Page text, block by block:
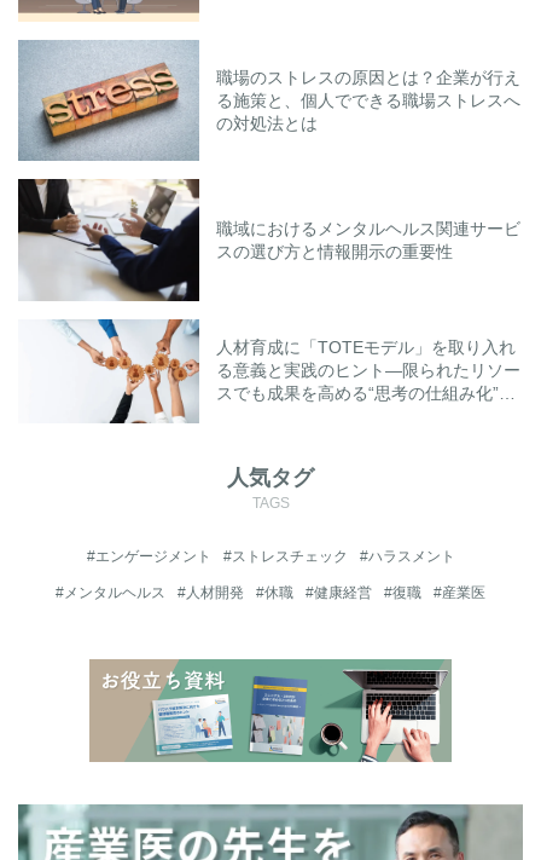
職場のストレスの原因とは？企業が行え
る施策と、個人でできる職場ストレスへ
の対処法とは
職域におけるメンタルヘルス関連サービ
スの選び方と情報開示の重要性
人材育成に「TOTEモデル」を取り入れ
る意義と実践のヒント―限られたリソー
スでも成果を高める“思考の仕組み化”と
人気タグ
TAGS
#エンゲージメント #ストレスチェック #ハラスメント
#メンタルヘルス #人材開発 #休職 #健康経営 #復職 #産業医